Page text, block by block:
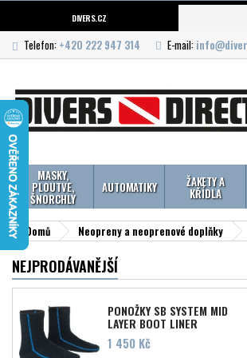
DIVERS.CZ
Telefon: +420 222 947 314 E-mail:
MASKY,
PLOUTVE,
ŠNORCHLY
AUTOMATIKY ŽAKETY A
KŘÍDLA
Domů Neopreny a neoprenové doplňky
NEJPRODÁVANĚJŠÍ
PONOŽKY SB SYSTEM MID
LAYER BOOT LINER
Cena
1 450 Kč